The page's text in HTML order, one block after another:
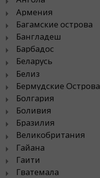
Армения
Багамские острова
Бангладеш
Барбадос
Беларусь
Белиз
Бермудские Острова
Болгария
Боливия
Бразилия
Великобритания
Гайана
Гаити
Гватемала